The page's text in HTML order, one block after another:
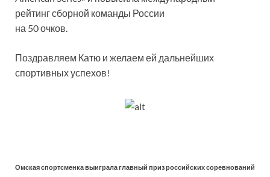
рейтинг сборной команды России
на 50 очков.
Поздравляем Катю и желаем ей дальнейших
спортивных успехов!
Омская спортсменка выиграла главный приз российских соревнований